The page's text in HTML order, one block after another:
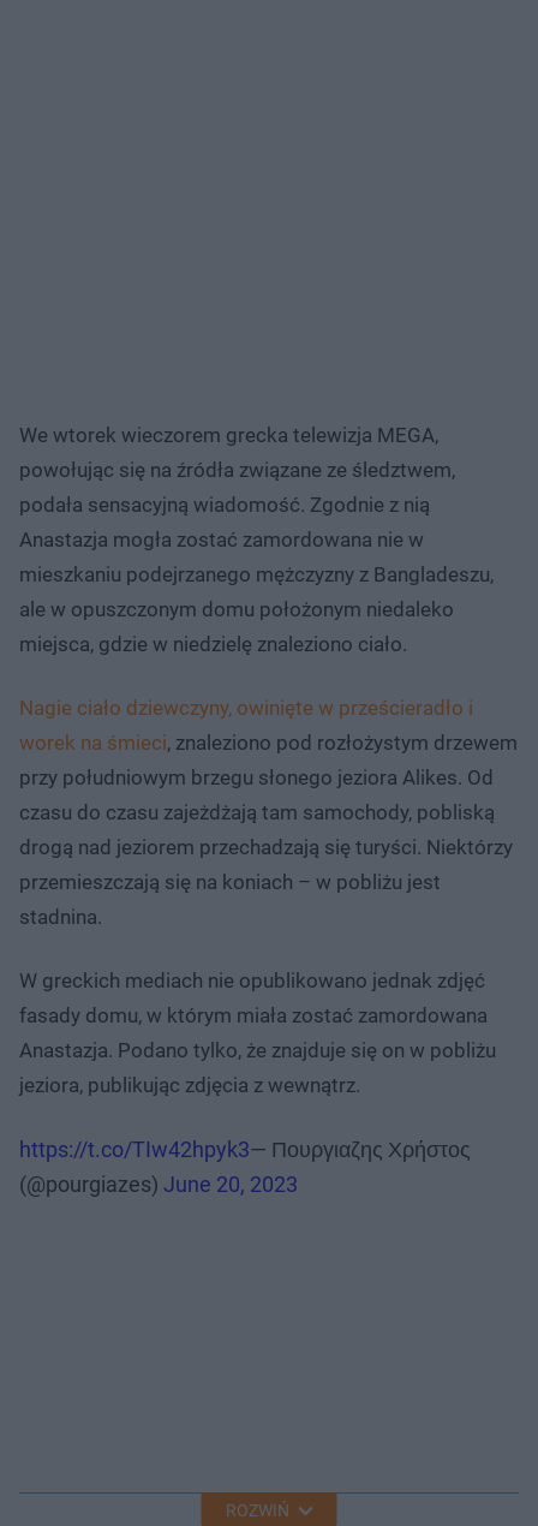
We wtorek wieczorem grecka telewizja MEGA,
powołując się na źródła związane ze śledztwem,
podała sensacyjną wiadomość. Zgodnie z nią
Anastazja mogła zostać zamordowana nie w
mieszkaniu podejrzanego mężczyzny z Bangladeszu,
ale w opuszczonym domu położonym niedaleko
miejsca, gdzie w niedzielę znaleziono ciało.
Nagie ciało dziewczyny, owinięte w prześcieradło i
worek na śmieci, znaleziono pod rozłożystym drzewem
przy południowym brzegu słonego jeziora Alikes. Od
czasu do czasu zajeżdżają tam samochody, pobliską
drogą nad jeziorem przechadzają się turyści. Niektórzy
przemieszczają się na koniach – w pobliżu jest
stadnina.
W greckich mediach nie opublikowano jednak zdjęć
fasady domu, w którym miała zostać zamordowana
Anastazja. Podano tylko, że znajduje się on w pobliżu
jeziora, publikując zdjęcia z wewnątrz.
https://t.co/TIw42hpyk3— Πουργιαζης Χρήστος
(@pourgiazes) June 20, 2023
ROZWIŃ